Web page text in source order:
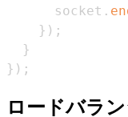
      socket
.
} ) ;
}
} ) ;
ロードバラ